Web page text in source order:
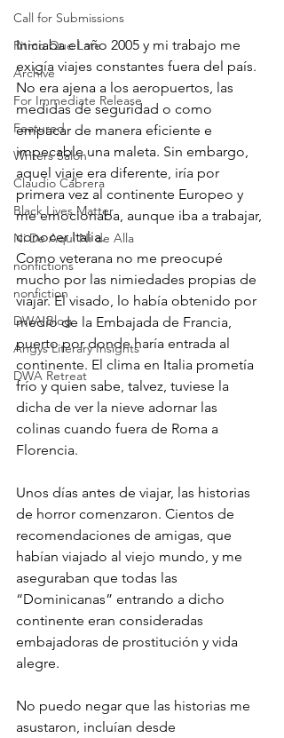
Call for Submissions
Ritmo Que Late
Archive
For Immediate Release
Featured
Writers Salon
Claudio Cabrera
Black Lives Matter
Ni De Aqui Ni de Alla
nonfictions
nonfiction
DWA Blog
Angys Literary Insights
DWA Retreat
Iniciaba el año 2005 y mi trabajo me
exigía viajes constantes fuera del país.
No era ajena a los aeropuertos, las
medidas de seguridad o como
empacar de manera eficiente e
impecable una maleta. Sin embargo,
aquel viaje era diferente, iría por
primera vez al continente Europeo y
me emocionaba, aunque iba a trabajar,
conocer Italia.
Como veterana no me preocupé
mucho por las nimiedades propias de
viajar. El visado, lo había obtenido por
medio de la Embajada de Francia,
puerto por donde haría entrada al
continente. El clima en Italia prometía
frío y quien sabe, talvez, tuviese la
dicha de ver la nieve adornar las
colinas cuando fuera de Roma a
Florencia.
Unos días antes de viajar, las historias
de horror comenzaron. Cientos de
recomendaciones de amigas, que
habían viajado al viejo mundo, y me
aseguraban que todas las
“Dominicanas” entrando a dicho
continente eran consideradas
embajadoras de prostitución y vida
alegre.
No puedo negar que las historias me
asustaron, incluían desde